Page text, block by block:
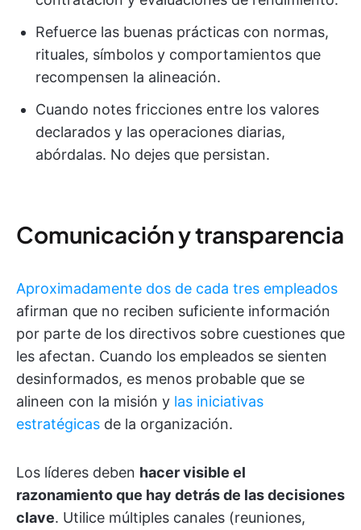
Refuerce las buenas prácticas con normas,
rituales, símbolos y comportamientos que
recompensen la alineación.
Cuando notes fricciones entre los valores
declarados y las operaciones diarias,
abórdalas. No dejes que persistan.
Comunicación y transparencia
Aproximadamente dos de cada tres empleados
afirman que no reciben suficiente información
por parte de los directivos sobre cuestiones que
les afectan. Cuando los empleados se sienten
desinformados, es menos probable que se
alineen con la misión y las iniciativas
estratégicas de la organización.
Los líderes deben hacer visible el
razonamiento que hay detrás de las decisiones
clave. Utilice múltiples canales (reuniones,